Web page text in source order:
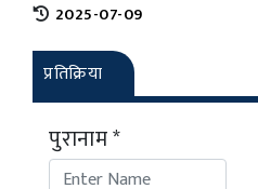
2025-07-09
प्रतिक्रिया
पुरानाम *